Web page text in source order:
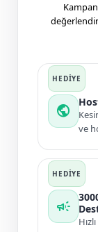
public
ve
campaign